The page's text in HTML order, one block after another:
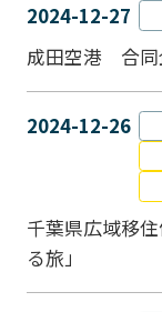
2024-12-27
成田空港 合同
2024-12-26
千葉県広域移
る旅」